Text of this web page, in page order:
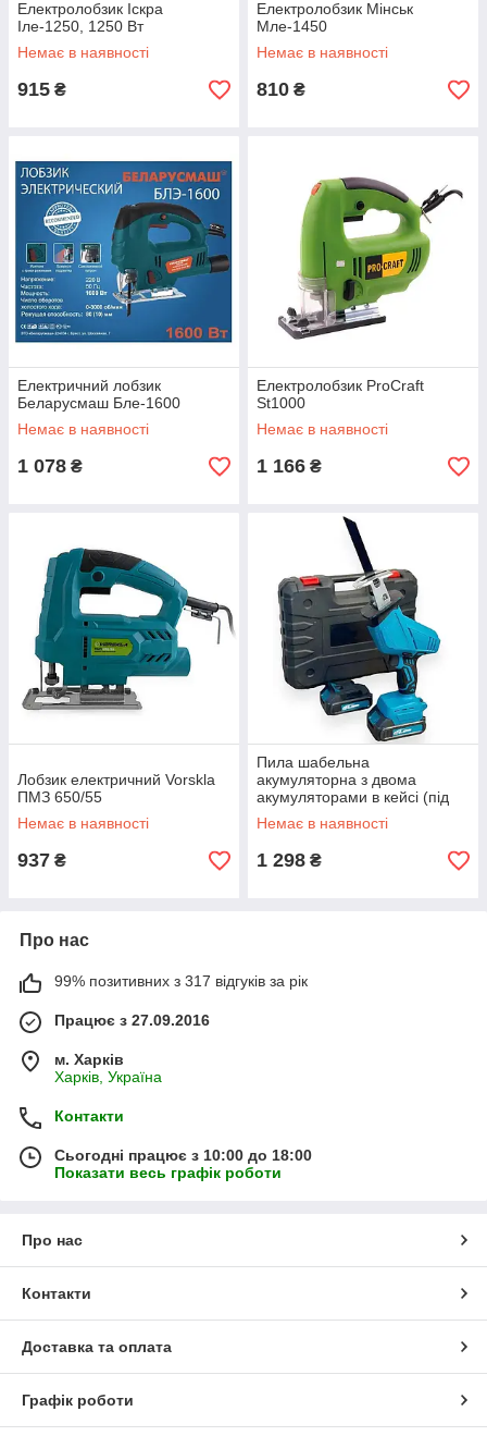
Електролобзик Іскра
Іле-1250, 1250 Вт
Немає в наявності
915 ₴
Електролобзик Мінськ
Мле-1450
Немає в наявності
810 ₴
Електричний лобзик
Беларусмаш Бле-1600
Немає в наявності
1 078 ₴
Електролобзик ProCraft
St1000
Немає в наявності
1 166 ₴
Лобзик електричний Vorskla
ПМЗ 650/55
Немає в наявності
937 ₴
Пила шабельна
акумуляторна з двома
акумуляторами в кейсі (під
Makita)
Немає в наявності
1 298 ₴
Про нас
99% позитивних з 317 відгуків за рік
Працює з 27.09.2016
м. Харків
Харків, Україна
Контакти
Сьогодні працює з 10:00 до 18:00
Показати весь графік роботи
Про нас
Контакти
Доставка та оплата
Графік роботи